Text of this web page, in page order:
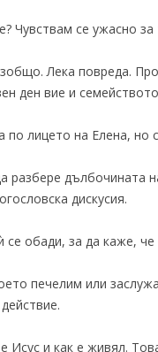
Чувствам се ужасно
Лека повреда.
ден вие и
по лицето на Елена, но
разбере
дискусия.
обади, за да каже,
печелим или
Исус и как е живял.